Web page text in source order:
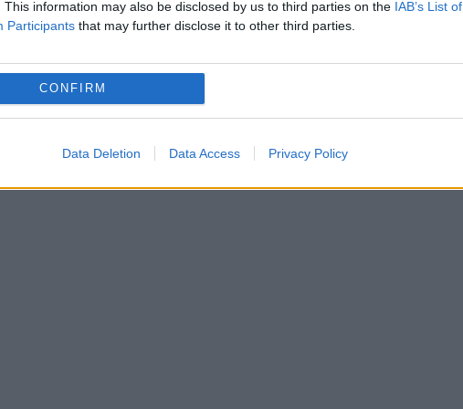
This information may also be disclosed by us to third parties on the IAB’s List of
Participants that may further disclose it to other third parties.
CONFIRM
Data Deletion Data Access Privacy Policy
preluarea responsabilităților ar putea fi chiar
aș face-o acum este să preia dânsul acest
una de vicepremier”, a explicat Grindeanu.